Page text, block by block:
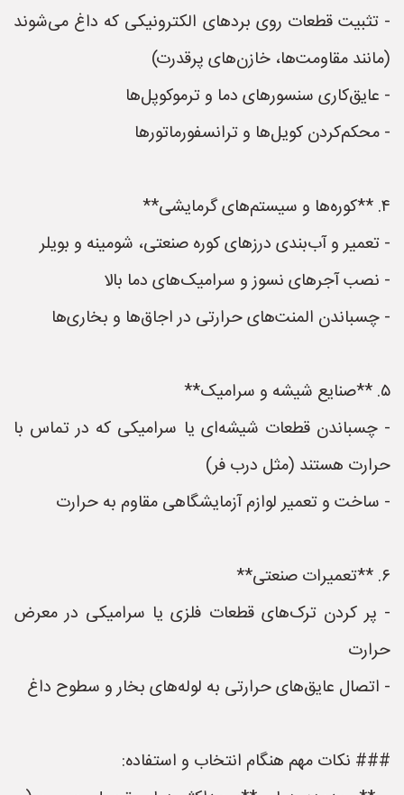
- تثبیت قطعات روی بردهای الکترونیکی که داغ می‌شوند
(مانند مقاومت‌ها، خازن‌های پرقدرت)
- عایق‌کاری سنسورهای دما و ترموکوپل‌ها
- محکم‌کردن کویل‌ها و ترانسفورماتورها
۴. **کوره‌ها و سیستم‌های گرمایشی**
- تعمیر و آب‌بندی درزهای کوره صنعتی، شومینه و بویلر
- نصب آجرهای نسوز و سرامیک‌های دما بالا
- چسباندن المنت‌های حرارتی در اجاق‌ها و بخاری‌ها
۵. **صنایع شیشه و سرامیک**
- چسباندن قطعات شیشه‌ای یا سرامیکی که در تماس با
حرارت هستند (مثل درب فر)
- ساخت و تعمیر لوازم آزمایشگاهی مقاوم به حرارت
۶. **تعمیرات صنعتی**
- پر کردن ترک‌های قطعات فلزی یا سرامیکی در معرض
حرارت
- اتصال عایق‌های حرارتی به لوله‌های بخار و سطوح داغ
### نکات مهم هنگام انتخاب و استفاده: